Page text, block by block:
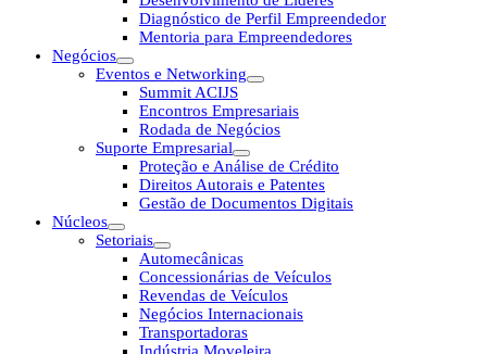
Diagnóstico de Perfil Empreendedor
Mentoria para Empreendedores
Negócios
Eventos e Networking
Summit ACIJS
Encontros Empresariais
Rodada de Negócios
Suporte Empresarial
Proteção e Análise de Crédito
Direitos Autorais e Patentes
Gestão de Documentos Digitais
Núcleos
Setoriais
Automecânicas
Concessionárias de Veículos
Revendas de Veículos
Negócios Internacionais
Transportadoras